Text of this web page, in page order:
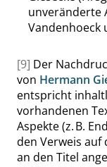
unveränderte
Vandenhoeck
[9] Der
von Hermann
entspricht
vorhandenen
Aspekte (z. B.
den Verweis
an den Titel